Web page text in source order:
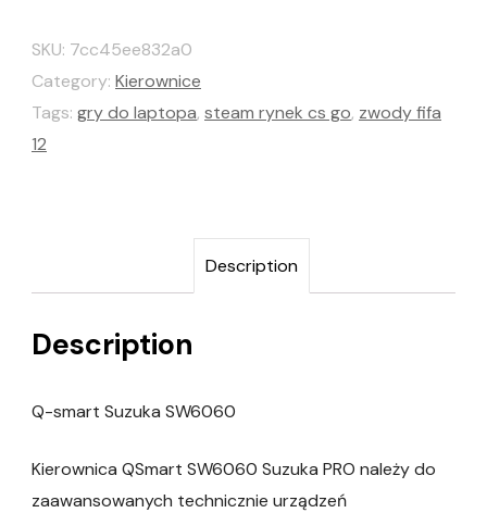
SKU: 7cc45ee832a0
Category: Kierownice
Tags: gry do laptopa, steam rynek cs go, zwody fifa
12
Description
Description
Q-smart Suzuka SW6060
Kierownica QSmart SW6060 Suzuka PRO należy do
zaawansowanych technicznie urządzeń